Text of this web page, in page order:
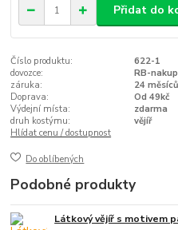
Přidat do
Číslo produktu:
622-1
dovozce:
RB-
záruka:
24 měsíců
Doprava:
Od 49kč
Výdejní místa:
zdarma
druh kostýmu:
vějíř
Hlídat cenu / dostupnost
Do oblíbených
Podobné produkty
Látkový vějíř s motivem